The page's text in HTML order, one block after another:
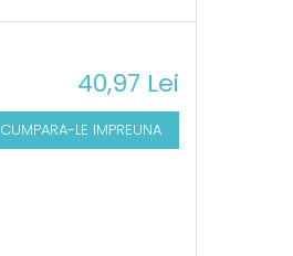
40,97 Lei
CUMPARA-LE IMPREUNA